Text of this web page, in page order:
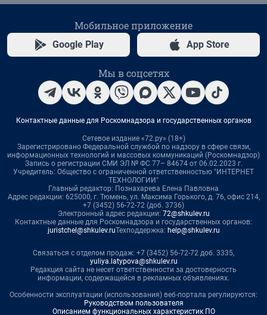
Мобильное приложение
Google Play App Store
Мы в соцсетях
Контактные данные для Роскомнадзора и государственных органов
Сетевое издание «72.ру» (18+)
Зарегистрировано Федеральной службой по надзору в сфере связи,
информационных технологий и массовых коммуникаций (Роскомнадзор)
Запись о регистрации СМИ ЭЛ № ФС 77– 84674 от 06.02.2023 г.
Учредитель: Общество с ограниченной ответственностью "ИНТЕРНЕТ
ТЕХНОЛОГИИ"
Главный редактор: Познахарева Елена Павловна
Адрес редакции: 625000, г. Тюмень, ул. Максима Горького, д. 76, офис 214,
+7 (3452) 56-72-72 (доб. 3736)
Электронный адрес редакции: 72@shkulev.ru
Контактные данные для Роскомнадзора и государственных органов:
juristchel@shkulev.ruТехподдержка: help@shkulev.ru
Связаться с отделом продаж: +7 (3452) 56-72-72 доб. 3335,
yuliya.latypova@shkulev.ru
Редакция сайта не несет ответственности за достоверность
информации, содержащейся в рекламных объявлениях.
Особенности эксплуатации (использования) веб-портала регулируются:
Руководством пользователя
Описанием функциональных характеристик ПО